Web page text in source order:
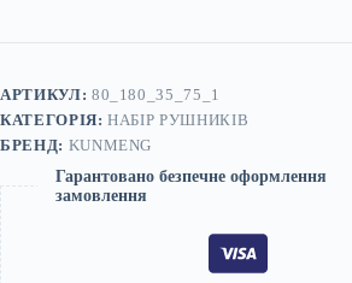
АРТИКУЛ: 80_180_35_75_1
КАТЕГОРІЯ:НАБІР РУШНИКІВ
БРЕНД: KUNMENG
Гарантовано безпечне оформлення
замовлення